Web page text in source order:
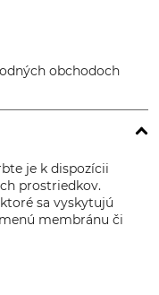
obchodoch
je k dispozícii
prostriedkov.
sa vyskytujú
membránu či